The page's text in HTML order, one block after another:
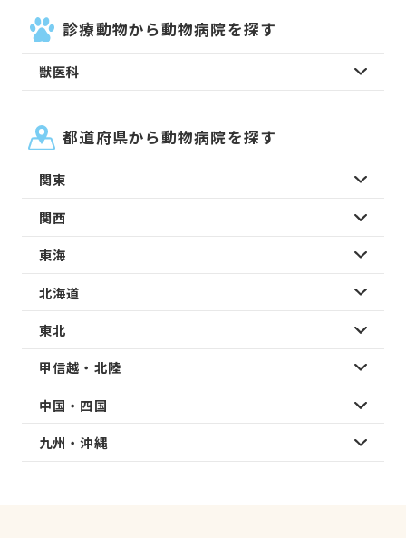
診療動物から動物病院を探す
獣医科
都道府県から動物病院を探す
関東
関西
東海
北海道
東北
甲信越・北陸
中国・四国
九州・沖縄